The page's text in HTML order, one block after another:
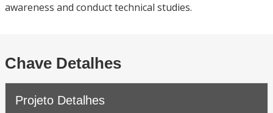
awareness and conduct technical studies.
Chave Detalhes
Projeto Detalhes